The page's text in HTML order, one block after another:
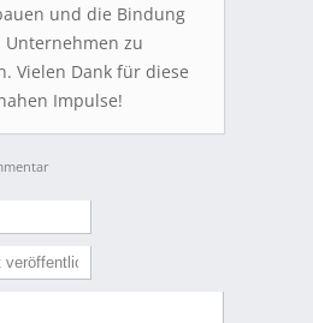
und die Bindung
Unternehmen zu
Vielen Dank für diese
Impulse!